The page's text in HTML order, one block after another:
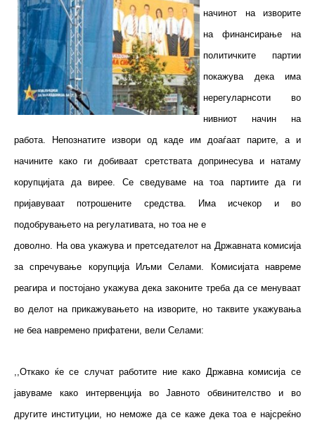
начинот на изворите
на финансирање на
политичките партии
покажува дека има
нерегуларнсоти во
нивниот начин на
работа. Непознатите извори од каде им доаѓаат парите, а и
начините како ги добиваат сретствата допринесува и натаму
корупцијата да вирее. Се сведуваме на тоа партиите да ги
пријавуваат потрошените средства. Има исчекор и во
подобрувањето на регулативата, но тоа не е
доволно. На ова укажува и претседателот на Државната комисија
за спречување корупција Иљми Селами. Комисијата навреме
реагира и постојано укажува дека законите треба да се менуваат
во делот на прикажувањето на изворите, но таквите укажувања
не беа навремено прифатени, вели Селами:
,,Откако ќе се случат работите ние како Државна комисија се
јавуваме како интервенција во Јавното обвинителство и во
другите институции, но неможе да се каже дека тоа е најсреќно